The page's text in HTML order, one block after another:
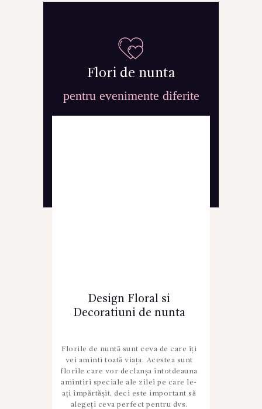
Flori de nunta
pentru evenimente diferite
Design Floral si
Decoratiuni de nunta
Florile de nuntă sunt ceva de care îți
vei aminti toată viața. Acestea sunt
florile care vor declanșa întotdeauna
amintiri speciale ale zilei pe care le-
ați împărtășit, deci este important să
alegeți ceva perfect pentru dvs.